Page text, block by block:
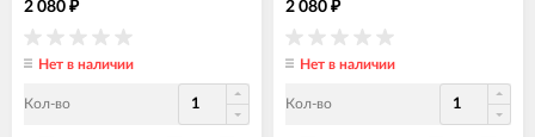
2 080 ₽
Нет в наличии
Кол-во
2 080 ₽
Нет в наличии
Кол-во